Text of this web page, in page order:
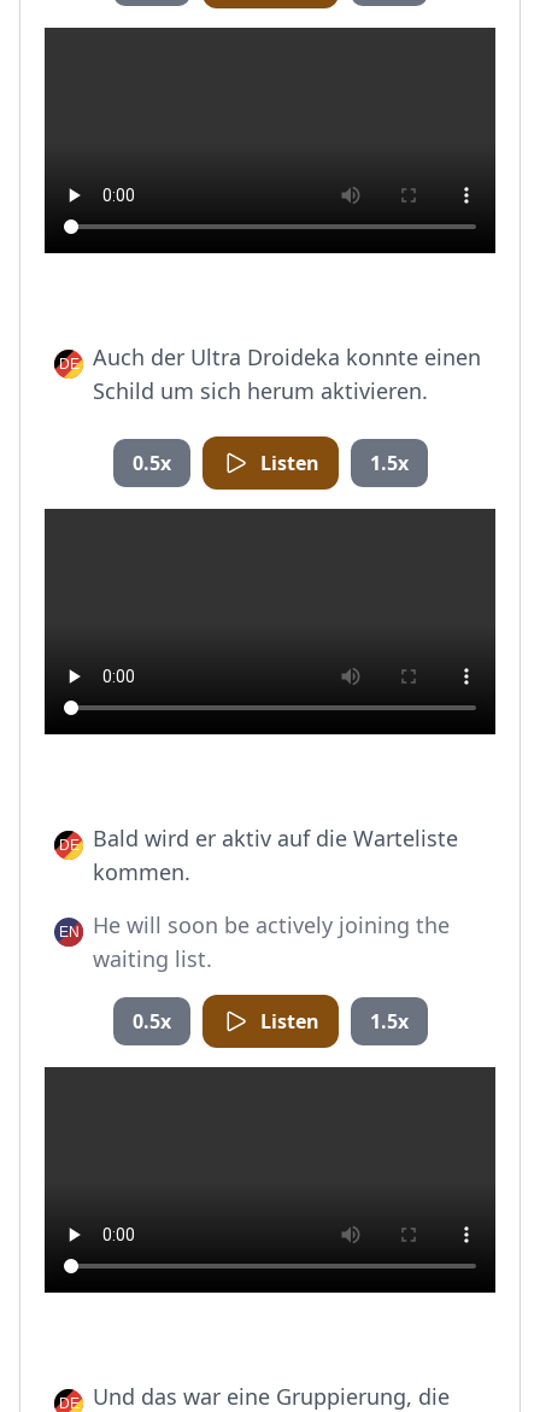
Auch der Ultra Droideka konnte einen
Schild um sich herum aktivieren.
0.5x Listen 1.5x
Bald wird er aktiv auf die Warteliste
kommen.
He will soon be actively joining the
waiting list.
0.5x Listen 1.5x
Und das war eine Gruppierung, die